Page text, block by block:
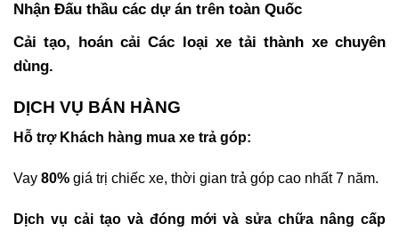
Nhận Đấu thầu các dự án trên toàn Quốc
Cải tạo, hoán cải Các loại xe tải thành xe chuyên
dùng.
DỊCH VỤ BÁN HÀNG
Hỗ trợ Khách hàng mua xe trả góp:
Vay 80% giá trị chiếc xe, thời gian trả góp cao nhất 7 năm.
Dịch vụ cải tạo và đóng mới và sửa chữa nâng cấp